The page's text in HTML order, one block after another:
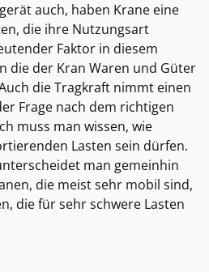
auch, haben Krane eine
die ihre Nutzungsart
Faktor in diesem
die der Kran Waren und Güter
die Tragkraft nimmt einen
Frage nach dem richtigen
muss man wissen, wie
Lasten sein dürfen.
man gemeinhin
die meist sehr mobil sind,
die für sehr schwere Lasten